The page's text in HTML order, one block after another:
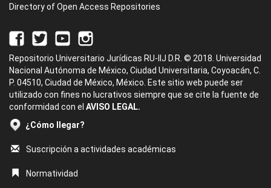
Directory of Open Access Repositories
Repositorio Universitario Jurídicas RU-IIJ D.R. © 2018. Universidad
Nacional Autónoma de México, Ciudad Universitaria, Coyoacán, C.
P. 04510, Ciudad de México, México. Este sitio web puede ser
utilizado con fines no lucrativos siempre que se cite la fuente de
conformidad con el AVISO LEGAL.
¿Cómo llegar?
Suscripción a actividades académicas
Normatividad